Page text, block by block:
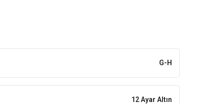
G-H
12 Ayar Altın